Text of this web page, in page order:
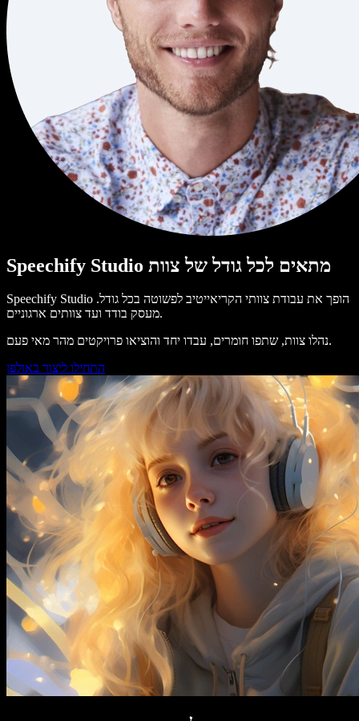
Speechify Studio מתאים לכל גודל של צוות
Speechify Studio הופך את עבודת צוותי הקריאייטיב לפשוטה בכל גודל.
מעסק בודד ועד צוותים ארגוניים.
נהלו צוות, שתפו חומרים, עבדו יחד והוציאו פרויקטים מהר מאי פעם.
התחילו ליצור באולפן